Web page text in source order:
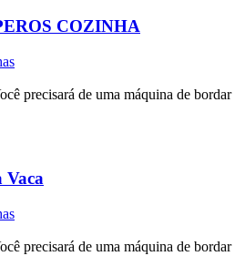
COZINHA
precisará de uma máquina de
Vaca
precisará de uma máquina de